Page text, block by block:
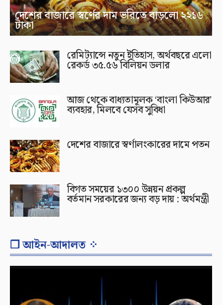
দেশের বাজারে স্বর্ণের দাম ভরিতে বাড়লো ২২১৬
টাকা
রেমিট্যান্সে নতুন ইতিহাস, অর্থবছরে এলো
রেকর্ড ৩৫.৫৬ বিলিয়ন ডলার
আজ থেকে বাধ্যতামূলক ‘বাংলা কিউআর’
ব্যবহার, মিলবে যেসব সুবিধা
দেশের বাজারে স্বর্ণালংকারের দামে পতন
বিগত সময়ের ১৩০০ উন্নয়ন প্রকল্প
বর্তমান সরকারের জন্য বড় দায় : অর্থমন্ত্রী
❐ আইন-আদালত ⁘